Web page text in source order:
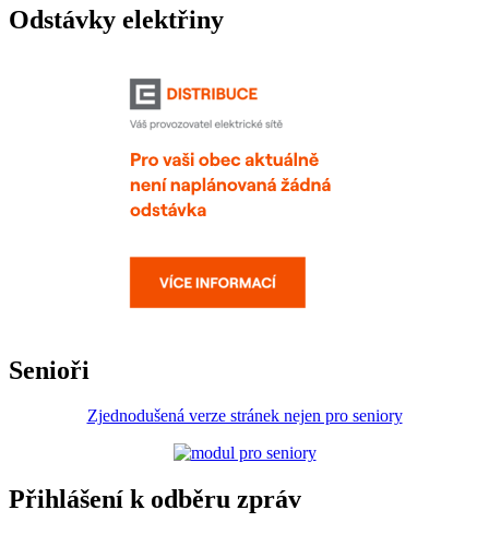
Odstávky elektřiny
Senioři
Zjednodušená verze stránek nejen pro seniory
Přihlášení k odběru zpráv